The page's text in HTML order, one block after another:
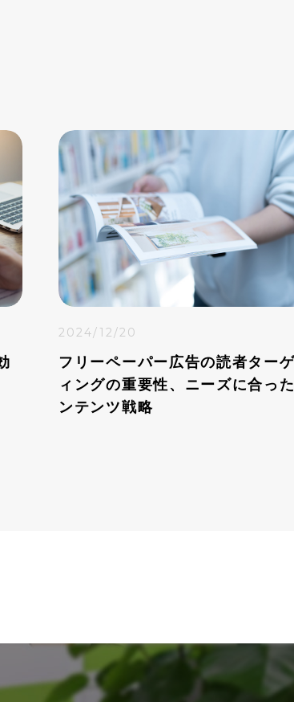
2024/12/20
フリーペーパー広告の読者ター
ィングの重要性、ニーズに合っ
ンテンツ戦略